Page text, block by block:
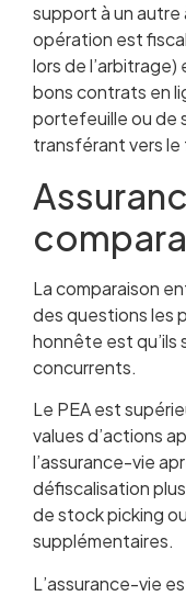
support à un
opération est
lors de
bons contrats en
portefeuille ou de
transférant vers le
La comparaison
des questions les
honnête est qu’ils
concurrents.
Le PEA est
values d’actions
l’assurance-vie
défiscalisation
de stock picking
supplémentaires.
L’assurance-vie